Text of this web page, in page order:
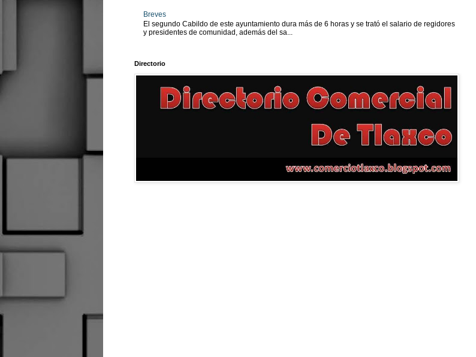
Breves
El segundo Cabildo de este ayuntamiento dura más de 6 horas y se trató el salario de regidores
y presidentes de comunidad, además del sa...
Directorio